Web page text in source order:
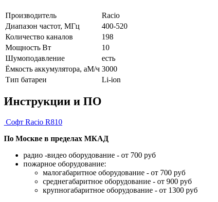
Производитель
Racio
Диапазон частот, МГц
400-520
Количество каналов
198
Мощность Вт
10
Шумоподавление
есть
Ёмкость аккумулятора, аМ/ч 3000
Тип батареи
Li-ion
Инструкции и ПО
Софт Racio R810
По Москве в пределах МКАД
радио -видео оборудование - от 700 руб
пожарное оборудование:
малогабаритное оборудование - от 700 руб
среднегабаритное оборудование - от 900 руб
крупногабаритное оборудование - от 1300 руб